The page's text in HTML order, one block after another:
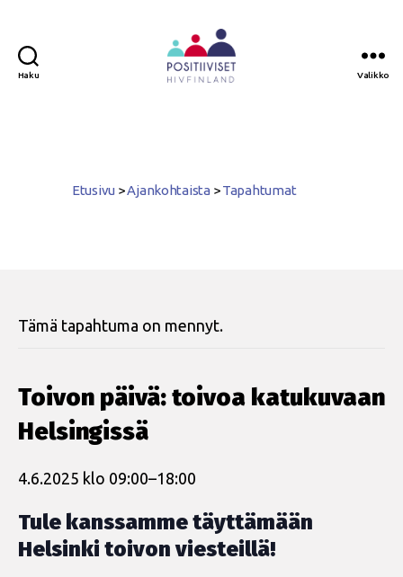
Haku Valikko
Etusivu >Ajankohtaista >Tapahtumat
Tämä tapahtuma on mennyt.
Toivon päivä: toivoa katukuvaan
Helsingissä
4.6.2025 klo 09:00–18:00
Tule kanssamme täyttämään
Helsinki toivon viesteillä!